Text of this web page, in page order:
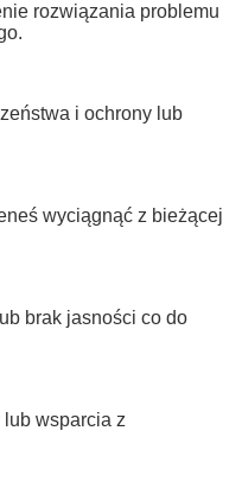
rozwiązania problemu
i ochrony lub
wyciągnąć z bieżącej
brak jasności co do
wsparcia z